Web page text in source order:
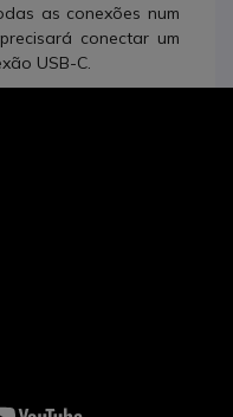
as conexões num
conectar um
USB-C.